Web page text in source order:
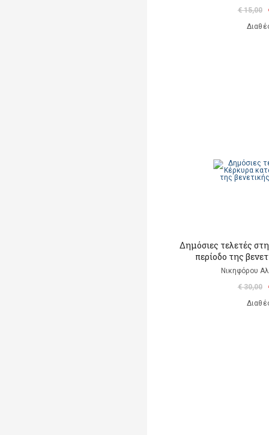
€ 15,00
Δημόσιες τελετές
περίοδο της
Νικηφόρου
€ 30,00